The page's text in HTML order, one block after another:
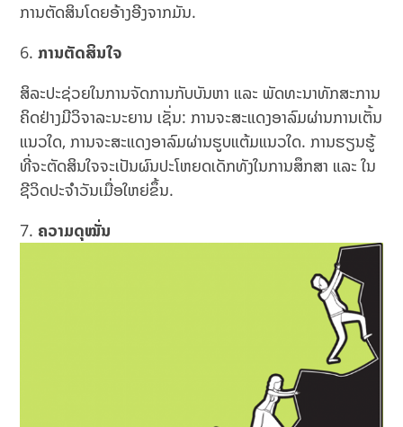
ການຕັດສິນໂດຍອ້າງອີງຈາກມັນ.
ການຕັດສິນໃຈ
ສິລະປະຊ່ວຍໃນການຈັດການກັບບັນຫາ ແລະ ພັດທະນາທັກສະການ
ຄິດຢ່າງມີວິຈາລະນະຍານ ເຊັ່ນ: ການຈະສະແດງອາລົມຜ່ານການເຕັ້ນ
ແນວໃດ, ການຈະສະແດງອາລົມຜ່ານຮູບແຕ້ມແນວໃດ. ການຮຽນຮູ້
ທີ່ຈະຕັດສິນໃຈຈະເປັນຜົນປະໂຫຍດເດັກທັງໃນການສຶກສາ ແລະ ໃນ
ຊີວິດປະຈຳວັນເມື່ອໃຫຍ່ຂຶ້ນ.
ຄວາມດຸໝັ່ນ